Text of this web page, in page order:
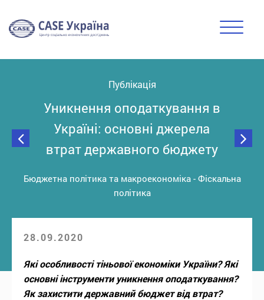
Публiкацiя
Уникнення оподаткування в
Україні: основні джерела
втрат державного бюджету
Бюджетна політика та макроекономіка- Фіскальна
політика
28.09.2020
Які особливості тіньової економіки України? Які
основні інструменти уникнення оподаткування?
Як захистити державний бюджет від втрат?